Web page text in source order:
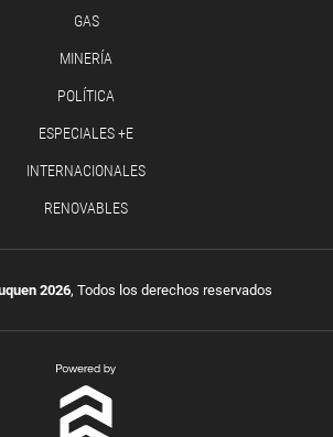
GAS
MINERÍA
POLÍTICA
ESPECIALES +E
INTERNACIONALES
RENOVABLES
2026, Todos los derechos reservados